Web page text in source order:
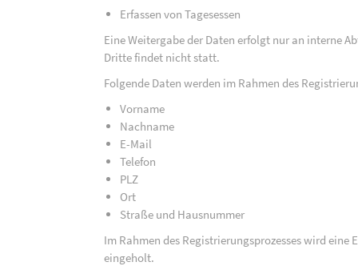
Erfassen von Tagesessen
Eine Weitergabe der Daten erfolgt nur an interne
Dritte findet nicht statt.
Folgende Daten werden im Rahmen des
Vorname
Nachname
E-Mail
Telefon
PLZ
Ort
Straße und Hausnummer
Im Rahmen des Registrierungsprozesses wird
eingeholt.